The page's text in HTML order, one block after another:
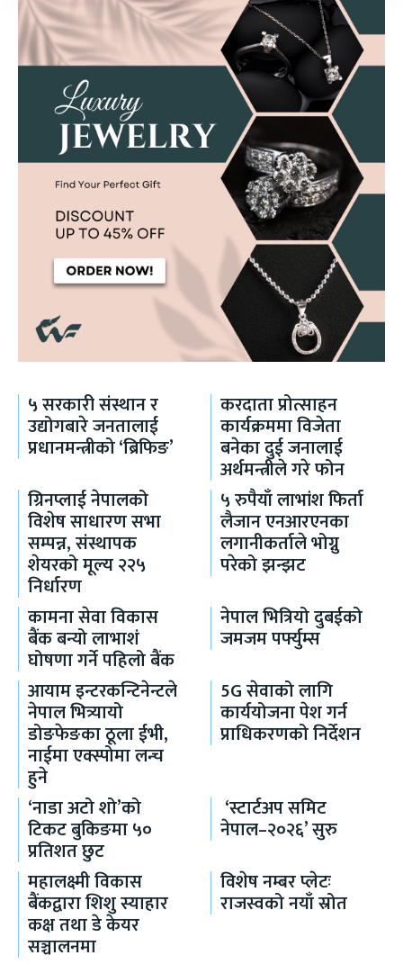
५ सरकारी संस्थान र
उद्योगबारे जनतालाई
प्रधानमन्त्रीको ‘ब्रिफिङ’
करदाता प्रोत्साहन
कार्यक्रममा विजेता
बनेका दुई जनालाई
अर्थमन्त्रीले गरे फोन
ग्रिनप्लाई नेपालको
विशेष साधारण सभा
सम्पन्न, संस्थापक
शेयरको मूल्य २२५
निर्धारण
५ रुपैयाँ लाभांश फिर्ता
लैजान एनआरएनका
लगानीकर्ताले भोग्नु
परेको झन्झट
कामना सेवा विकास
बैंक बन्यो लाभाशं
घोषणा गर्ने पहिलो बैंक
नेपाल भित्रियो दुबईको
जमजम पर्फ्युम्स
आयाम इन्टरकन्टिनेन्टले
नेपाल भित्र्यायो
डोङफेङका ठूला ईभी,
नाईमा एक्स्पोमा लन्च
हुने
5G सेवाको लागि
कार्ययोजना पेश गर्न
प्राधिकरणको निर्देशन
‘नाडा अटो शो’को
टिकट बुकिङमा ५०
प्रतिशत छुट
‘स्टार्टअप समिट
नेपाल–२०२६’ सुरु
महालक्ष्मी विकास
बैंकद्वारा शिशु स्याहार
कक्ष तथा डे केयर
सञ्चालनमा
विशेष नम्बर प्लेटः
राजस्वको नयाँ स्रोत